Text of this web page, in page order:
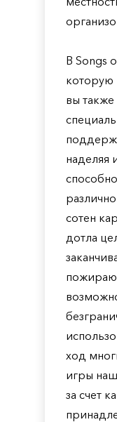
В Songs
которую
вы
наделяя
сотен
дотла
ход
игры
за счет